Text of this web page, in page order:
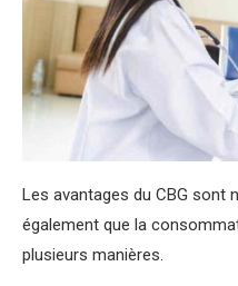
Les avantages du CBG sont
également que la
plusieurs manières.